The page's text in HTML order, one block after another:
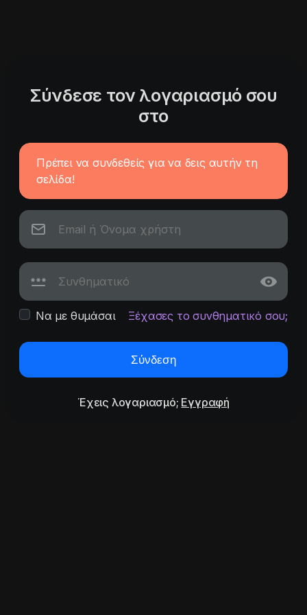
Σύνδεσε τον λογαριασμό σου
στο
Πρέπει να συνδεθείς για να δεις αυτήν τη
σελίδα!
Να με θυμάσαι Ξέχασες το συνθηματικό σου;
Σύνδεση
Έχεις λογαριασμό; Εγγραφή